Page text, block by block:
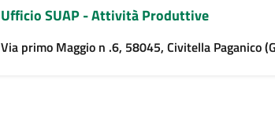
Ufficio SUAP - Attività Produttive
Via primo Maggio n .6, 58045, Civitella Paganico